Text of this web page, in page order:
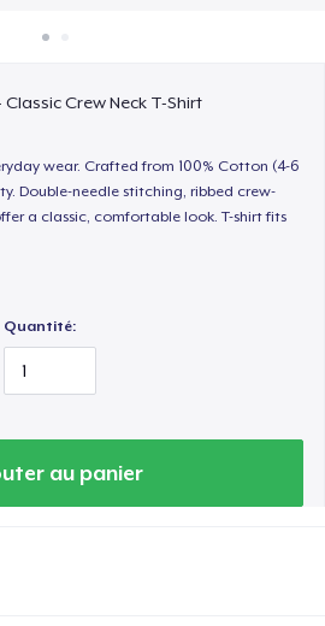
Classic Crew Neck T-Shirt
wear. Crafted from 100% Cotton (4-6
Double-needle stitching, ribbed crew-
a classic, comfortable look. T-shirt fits
Quantité:
au panier